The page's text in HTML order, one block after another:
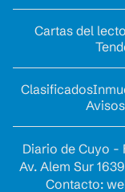
Cartas del
Clasificados
Diario de Cuyo -
Av. Alem Sur
Contacto: